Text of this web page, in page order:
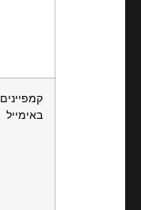
קמפיינים
באימייל